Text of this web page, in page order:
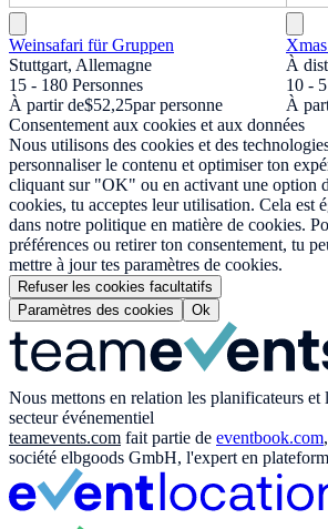
Weinsafari für Gruppen
Stuttgart, Allemagne
15 - 180 Personnes
À partir de$52,25par personne
À
10 -
À
Consentement aux cookies et aux données
Nous utilisons des cookies et des
personnaliser le contenu et optimiser ton
cliquant sur "OK" ou en activant une option
cookies, tu acceptes leur utilisation. Cela est
dans notre politique en matière de cookies.
préférences ou retirer ton consentement, tu
mettre à jour tes paramètres de cookies.
Refuser les cookies facultatifs
Paramètres des cookies
Ok
Nous mettons en relation les planificateurs et
secteur événementiel
teamevents.com fait partie de eventbook.com
société elbgoods GmbH, l'expert en